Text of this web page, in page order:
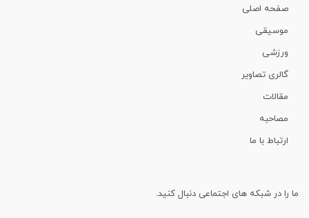
صفحه اصلی
موسیقی
ورزشی
گالری تصاویر
مقالات
مصاحبه
ارتباط با ما
ما را در شبکه های اجتماعی دنبال کنید.